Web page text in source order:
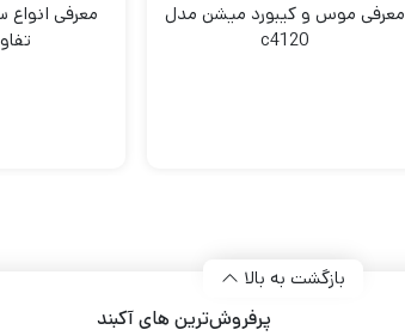
معرفی موس و کیبورد میشن مدل
c4120
معرفی انواع
بازگشت به بالا
پرفروش‌ترین های آکبند